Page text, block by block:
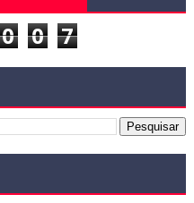
0 0 7